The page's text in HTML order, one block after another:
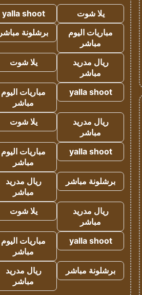
يلا شوت
yalla shoot
مباريات اليوم
مباشر
برشلونة مباشر
ريال مدريد
مباشر
يلا شوت
yalla shoot
مباريات اليوم
مباشر
ريال مدريد
مباشر
يلا شوت
yalla shoot
مباريات اليوم
مباشر
برشلونة مباشر
ريال مدريد
مباشر
ريال مدريد
مباشر
يلا شوت
yalla shoot
مباريات اليوم
مباشر
برشلونة مباشر
ريال مدريد
مباشر